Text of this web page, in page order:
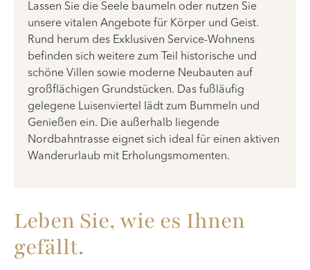
Lassen Sie die Seele baumeln oder nutzen Sie
unsere vitalen Angebote für Körper und Geist.
Rund herum des Exklusiven Service-Wohnens
befinden sich weitere zum Teil historische und
schöne Villen sowie moderne Neubauten auf
großflächigen Grundstücken. Das fußläufig
gelegene Luisenviertel lädt zum Bummeln und
Genießen ein. Die außerhalb liegende
Nordbahntrasse eignet sich ideal für einen aktiven
Wanderurlaub mit Erholungsmomenten.
Leben Sie, wie es Ihnen
gefällt.